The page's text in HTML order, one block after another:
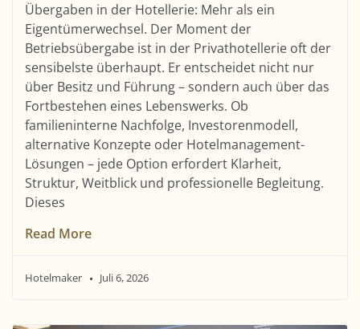
Übergaben in der Hotellerie: Mehr als ein
Eigentümerwechsel. Der Moment der
Betriebsübergabe ist in der Privathotellerie oft der
sensibelste überhaupt. Er entscheidet nicht nur
über Besitz und Führung – sondern auch über das
Fortbestehen eines Lebenswerks. Ob
familieninterne Nachfolge, Investorenmodell,
alternative Konzepte oder Hotelmanagement-
Lösungen – jede Option erfordert Klarheit,
Struktur, Weitblick und professionelle Begleitung.
Dieses
Read More
Hotelmaker Juli 6, 2026